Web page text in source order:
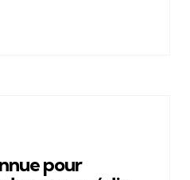
pour